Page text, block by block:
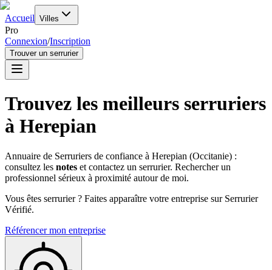
Accueil Villes
Pro
Connexion/Inscription
Trouver un serrurier
Trouvez les meilleurs serruriers
à Herepian
Annuaire de Serruriers de confiance à Herepian (Occitanie) :
consultez les notes et contactez un serrurier. Rechercher un
professionnel sérieux à proximité autour de moi.
Vous êtes serrurier ? Faites apparaître votre entreprise sur Serrurier
Vérifié.
Référencer mon entreprise